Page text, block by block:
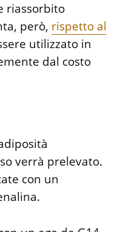
riassorbito
però, rispetto al
utilizzato in
dal costo
verrà prelevato.
con un